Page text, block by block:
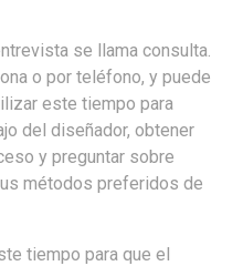
se llama consulta.
o por teléfono, y puede
este tiempo para
del diseñador, obtener
y preguntar sobre
métodos preferidos de
tiempo para que el